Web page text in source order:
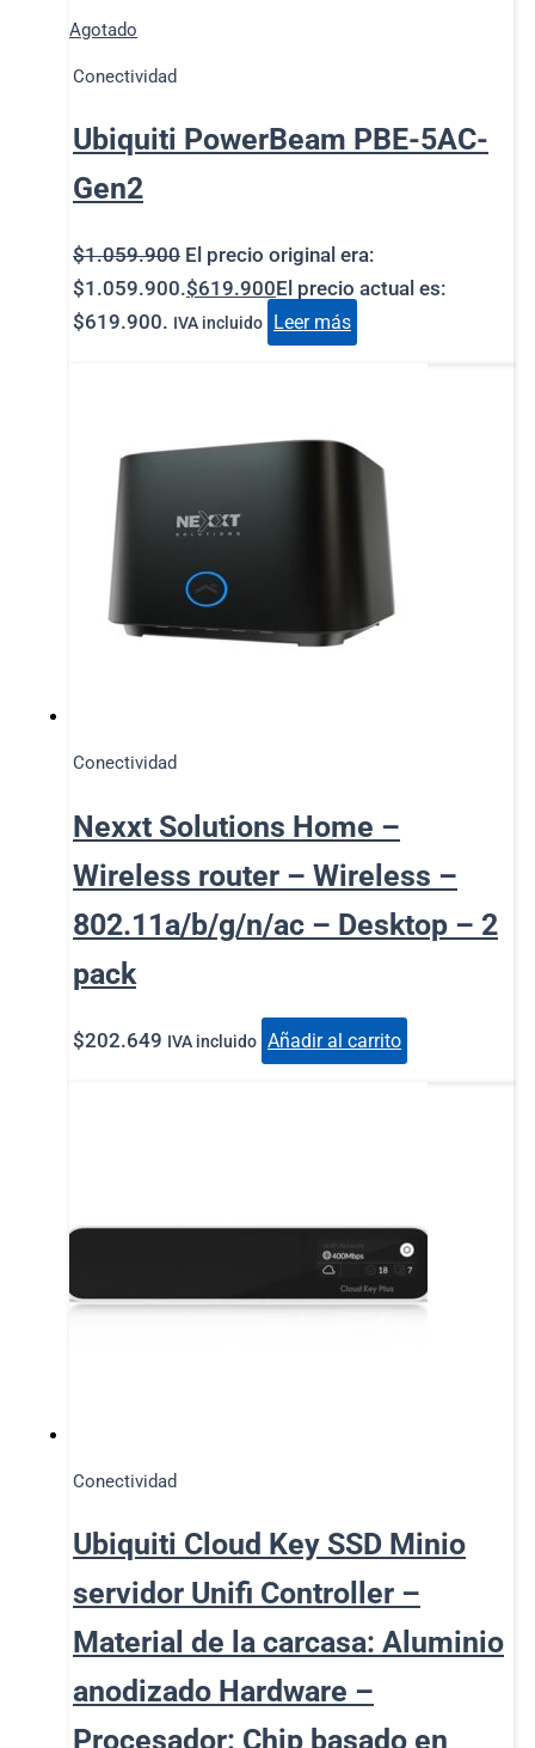
Agotado
Conectividad
Ubiquiti PowerBeam PBE-5AC-
Gen2
$1.059.900 El precio original era:
$1.059.900.$619.900El precio actual es:
$619.900. IVA incluido Leer más
Conectividad
Nexxt Solutions Home –
Wireless router – Wireless –
802.11a/b/g/n/ac – Desktop – 2
pack
$202.649 IVA incluido Añadir al carrito
Conectividad
Ubiquiti Cloud Key SSD Minio
servidor Unifi Controller –
Material de la carcasa: Aluminio
anodizado Hardware –
Procesador: Chip basado en